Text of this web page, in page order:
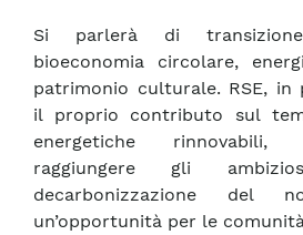
Si parlerà di
bioeconomia circolare,
patrimonio culturale. RSE,
il proprio contributo sul
energetiche
raggiungere gli
decarbonizzazione del
un’opportunità per le